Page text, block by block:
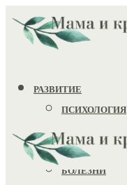
РАЗВИТИЕ
ПСИХОЛОГИЯ
ИГРУШКИ
ЗДОРОВЬЕ
БОЛЕЗНИ